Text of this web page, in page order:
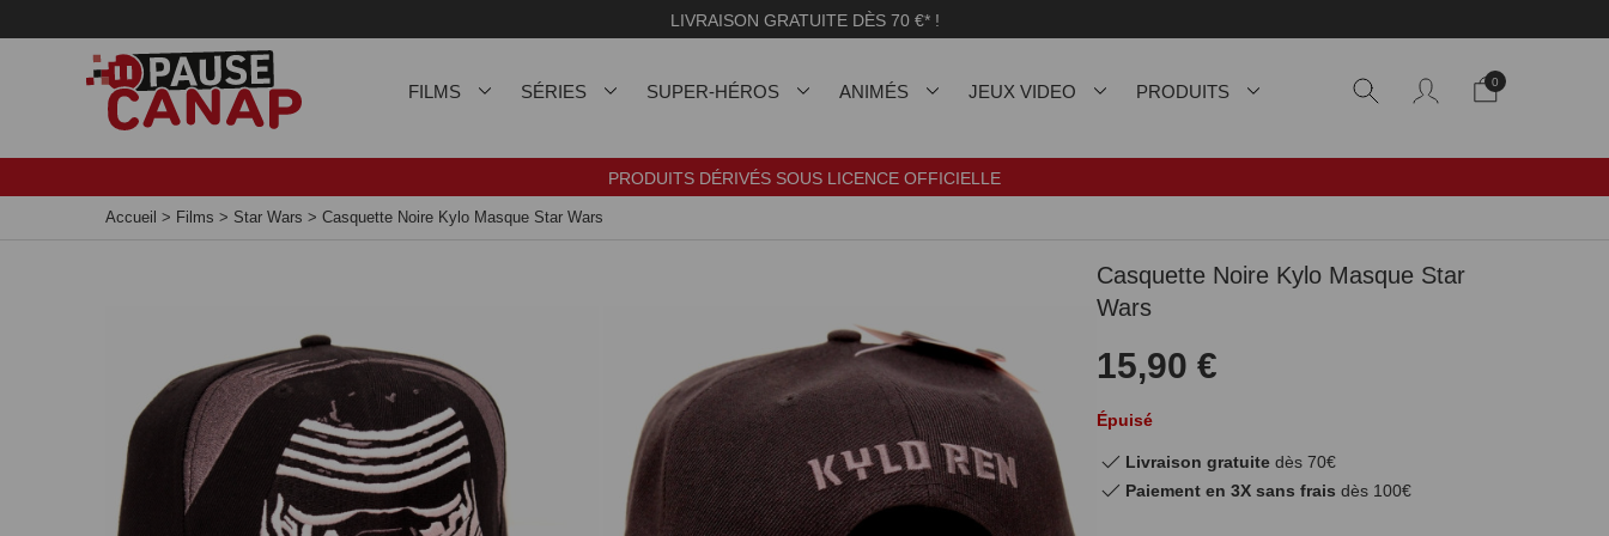
LIVRAISON GRATUITE DÈS 70 €* !
FILMS SÉRIES SUPER-HÉROS ANIMÉS JEUX VIDEO PRODUITS 0
PRODUITS DÉRIVÉS SOUS LICENCE OFFICIELLE
Accueil > Films > Star Wars > Casquette Noire Kylo Masque Star Wars
Casquette Noire Kylo Masque Star
Wars
15,90 €
Épuisé
Livraison gratuite dès 70€
Paiement en 3X sans frais dès 100€